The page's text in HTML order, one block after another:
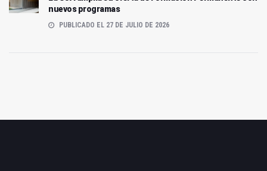
nuevos programas
PUBLICADO EL 27 DE JULIO DE 2026